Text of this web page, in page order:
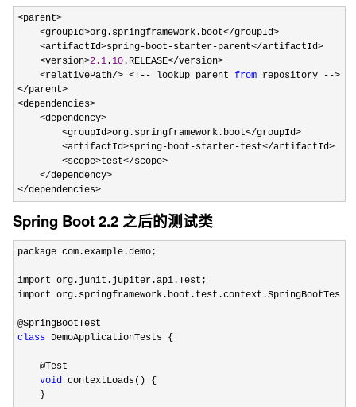
<parent>
    <groupId>org.springframework.boot</groupId>
    <artifactId>spring-boot-starter-parent</artifactId>
    <version>
2.1 .10 .RELEASE</version>
    <relativePath/> <!-- lookup parent
from repository -->
</parent>
<dependencies>
    <dependency>
        <groupId>org.springframework.boot</groupId>
        <artifactId>spring-boot-starter-test</artifactId>
        <scope>test</scope>
    </dependency>
</dependencies>
Spring Boot 2.2 之后的测试类
package com.example.demo;
import org.junit.jupiter.api.Test;
import org.springframework.boot.test.context.SpringBootTest;
class DemoApplicationTests {
    @Test
void contextLoads() {
    }